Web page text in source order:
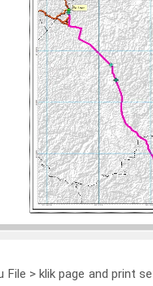
File > klik page and print